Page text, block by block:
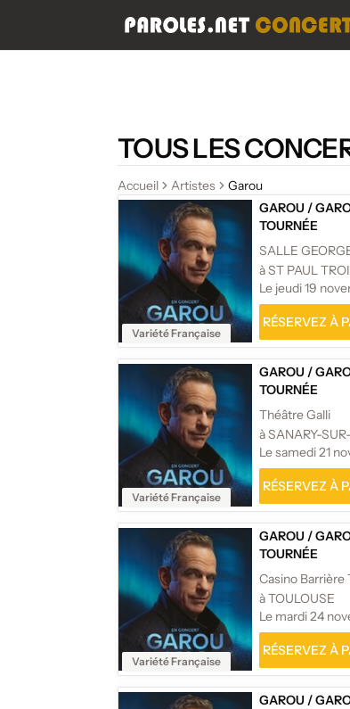
TOUS LES
Accueil Artistes Garou
Variété Française
GAROU /
TOURNÉE
SALLE
à ST PAUL
Le jeudi 19
RÉSERVEZ À
Variété Française
GAROU /
TOURNÉE
Théâtre Galli
à SANARY-
Le samedi 21
RÉSERVEZ À
Variété Française
GAROU /
TOURNÉE
Casino Barrière
à TOULOUSE
Le mardi 24
RÉSERVEZ À
GAROU /